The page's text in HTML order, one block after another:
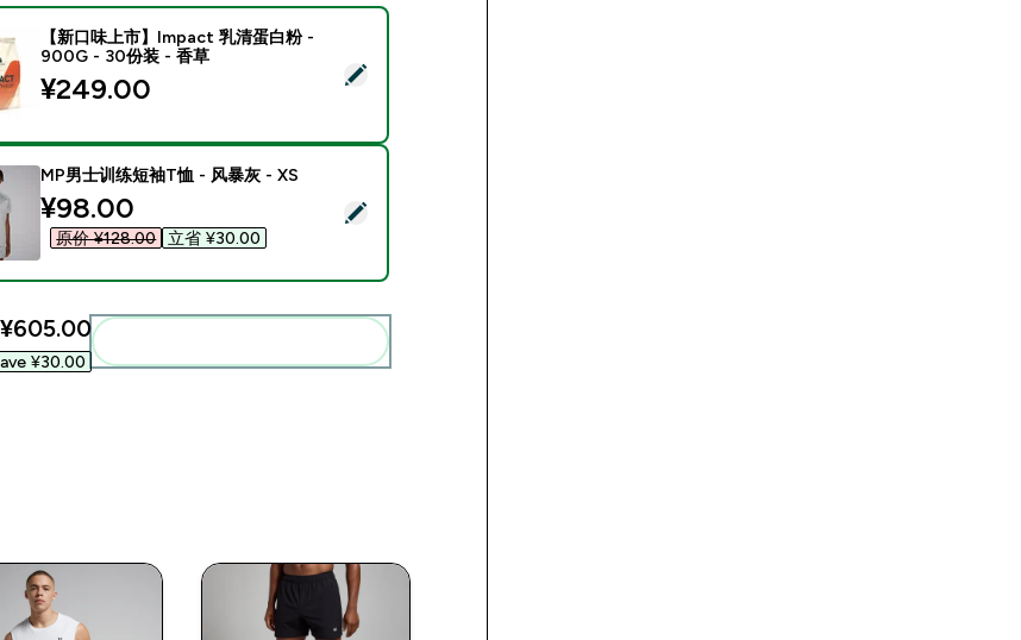
this product - 【新口味上市】Impact 乳清蛋白粉 - 900G - 30份装 - 香草
【新口味上市】Impact 乳清蛋白粉 -
900G - 30份装 - 香草
¥249.00‎
this product - MP男士训练短袖T恤 - 风暴灰 - XS
MP男士训练短袖T恤 - 风暴灰 - XS
discounted price
¥98.00‎
原价 ¥128.00‎ 立省 ¥30.00‎
¥605.00‎
¥30.00‎